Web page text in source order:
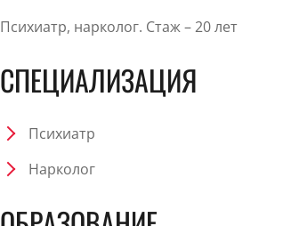
Психиатр, нарколог. Стаж – 20 лет
СПЕЦИАЛИЗАЦИЯ
Психиатр
Нарколог